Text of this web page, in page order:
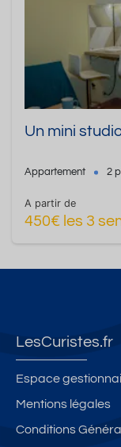
Un mini
Appartement 2
A partir de
450€ les 3
LesCuristes.fr
Espace
Mentions légales
Conditions